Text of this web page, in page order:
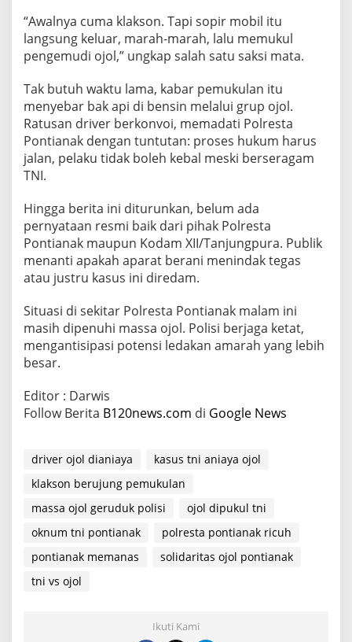
–
M
a
s
a
M
e
n
g
a
“Awalnya cuma klakson. Tapi sopir mobil itu
langsung keluar, marah-marah, lalu memukul
pengemudi ojol,” ungkap salah satu saksi mata.
Tak butuh waktu lama, kabar pemukulan itu
menyebar bak api di bensin melalui grup ojol.
Ratusan driver berkonvoi, memadati Polresta
Pontianak dengan tuntutan: proses hukum harus
jalan, pelaku tidak boleh kebal meski berseragam
TNI.
Hingga berita ini diturunkan, belum ada
pernyataan resmi baik dari pihak Polresta
Pontianak maupun Kodam XII/Tanjungpura. Publik
menanti apakah aparat berani menindak tegas
atau justru kasus ini diredam.
Situasi di sekitar Polresta Pontianak malam ini
masih dipenuhi massa ojol. Polisi berjaga ketat,
mengantisipasi potensi ledakan amarah yang lebih
besar.
Editor : Darwis
Follow Berita B120news.com di Google News
driver ojol dianiaya
kasus tni aniaya ojol
klakson berujung pemukulan
massa ojol geruduk polisi
ojol dipukul tni
oknum tni pontianak
polresta pontianak ricuh
pontianak memanas
solidaritas ojol pontianak
tni vs ojol
Ikuti Kami